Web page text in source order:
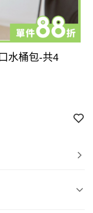
水桶包-共4